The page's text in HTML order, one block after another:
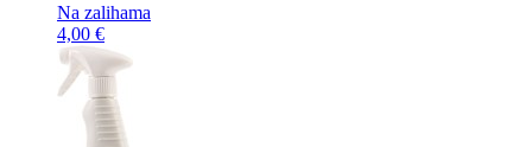
Na zalihama
4,00 €